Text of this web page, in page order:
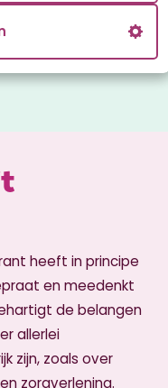
heeft in principe
en meedenkt
de belangen
allerlei
zijn, zoals over
zorgverlening.